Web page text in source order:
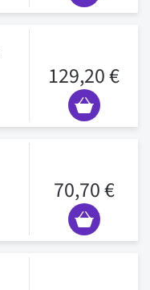
129,20 €
70,70 €